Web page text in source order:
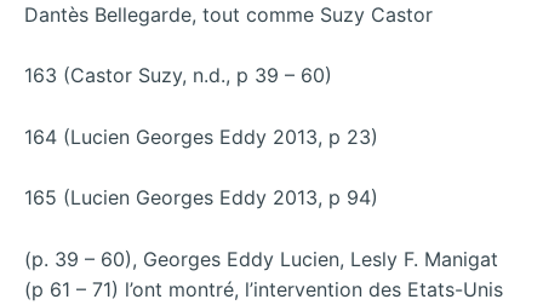
Dantès Bellegarde, tout comme Suzy Castor
163 (Castor Suzy, n.d., p 39 – 60)
164 (Lucien Georges Eddy 2013, p 23)
165 (Lucien Georges Eddy 2013, p 94)
(p. 39 – 60), Georges Eddy Lucien, Lesly F. Manigat
(p 61 – 71) l’ont montré, l’intervention des Etats-Unis